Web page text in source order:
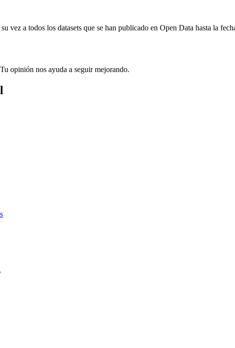
vez a todos los datasets que se han publicado en Open Data hasta la
Tu opinión nos ayuda a seguir mejorando.